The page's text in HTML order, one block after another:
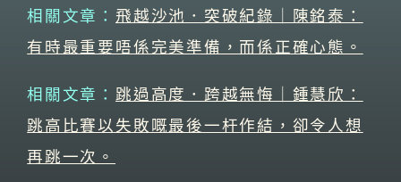
相關文章：飛越沙池．突破紀錄｜陳銘泰：
有時最重要唔係完美準備，而係正確心態。
相關文章： 跳過高度．跨越無悔｜鍾慧欣：
跳高比賽以失敗嘅最後一杆作結，卻令人想
再跳一次。